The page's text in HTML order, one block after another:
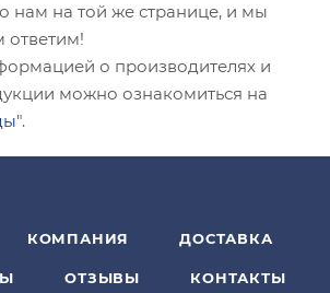
нам на той же странице, и мы
ответим!
о производителях и
можно ознакомиться на
".
КОМПАНИЯ ДОСТАВКА
ОТЗЫВЫ КОНТАКТЫ